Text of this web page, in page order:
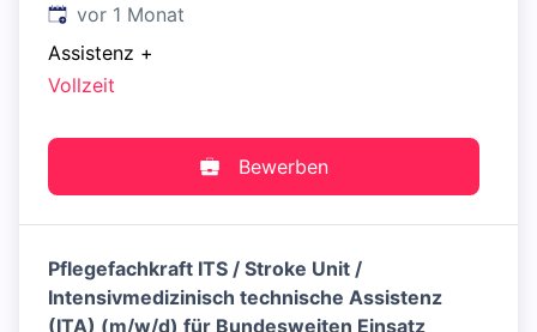
Veröffentlicht:
vor 1 Monat
Assistenz +
Vollzeit
Bewerben
Pflegefachkraft ITS / Stroke Unit /
Intensivmedizinisch technische Assistenz
(ITA) (m/w/d) für Bundesweiten Einsatz